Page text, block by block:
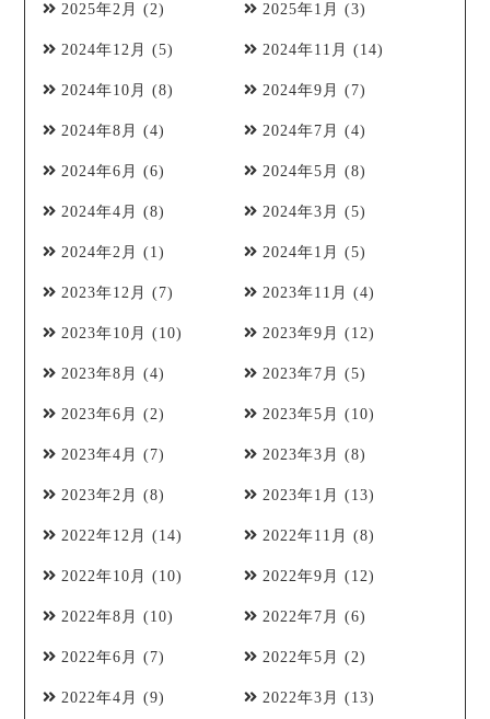
2025年2月 (2) 2025年1月 (3)
2024年12月 (5) 2024年11月 (14)
2024年10月 (8) 2024年9月 (7)
2024年8月 (4) 2024年7月 (4)
2024年6月 (6) 2024年5月 (8)
2024年4月 (8) 2024年3月 (5)
2024年2月 (1) 2024年1月 (5)
2023年12月 (7) 2023年11月 (4)
2023年10月 (10) 2023年9月 (12)
2023年8月 (4) 2023年7月 (5)
2023年6月 (2) 2023年5月 (10)
2023年4月 (7) 2023年3月 (8)
2023年2月 (8) 2023年1月 (13)
2022年12月 (14) 2022年11月 (8)
2022年10月 (10) 2022年9月 (12)
2022年8月 (10) 2022年7月 (6)
2022年6月 (7) 2022年5月 (2)
2022年4月 (9) 2022年3月 (13)